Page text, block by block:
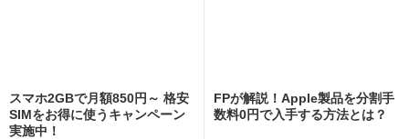
スマホ2GBで月額850円～ 格安
SIMをお得に使うキャンペーン
実施中！
FPが解説！Apple製品を分割手
数料0円で入手する方法とは？